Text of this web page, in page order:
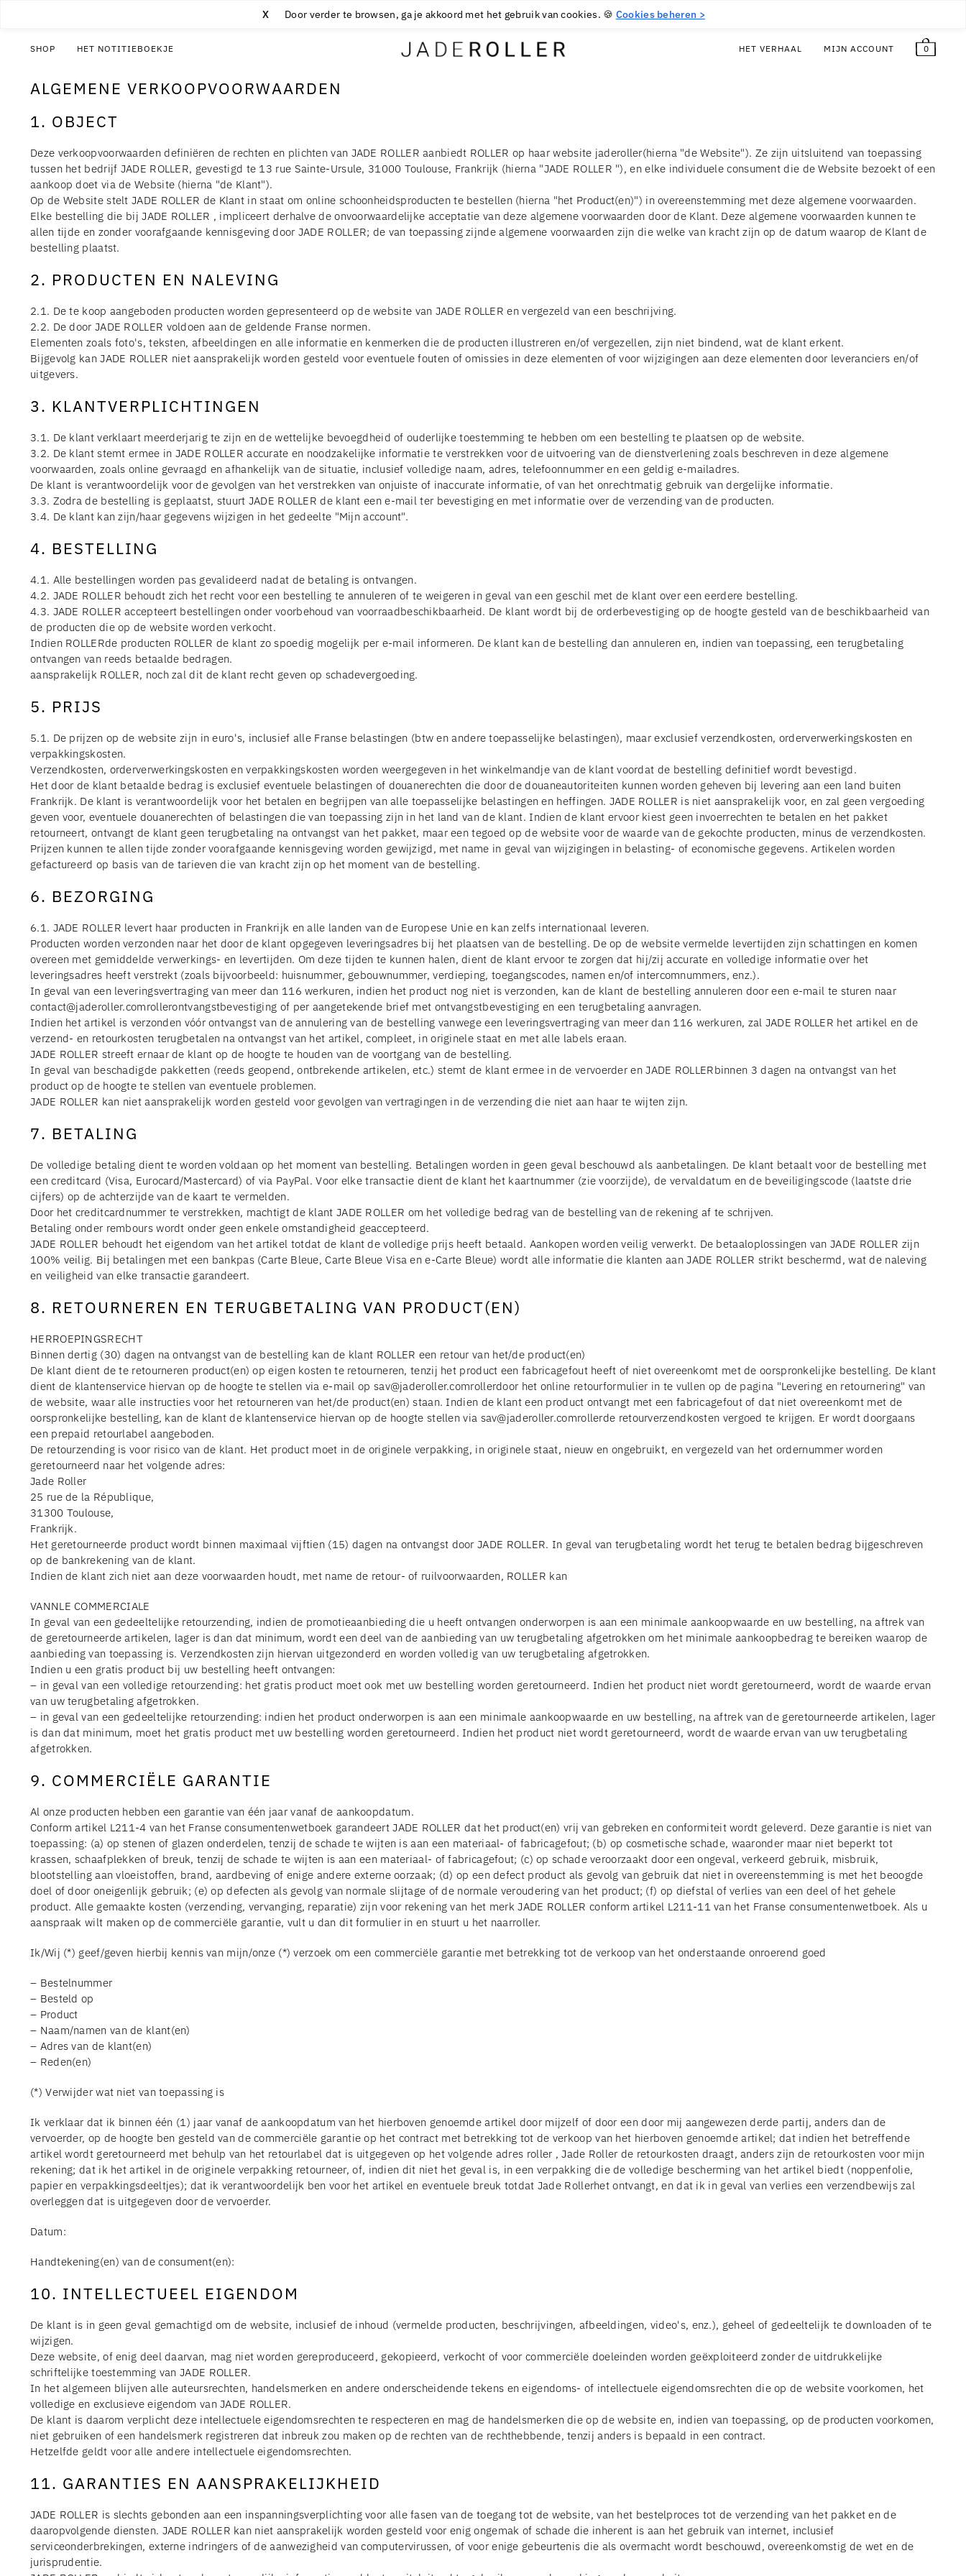
Door verder te browsen, ga je akkoord met het gebruik van cookies. 🍪 Cookies beheren >
X 30€
30 DAGEN GRATIS RETOURNEREN
SHOP HET NOTITIEBOEKJE HET VERHAAL MIJN ACCOUNT 0
ALGEMENE VERKOOPVOORWAARDEN
1. OBJECT
Deze verkoopvoorwaarden definiëren de rechten en plichten van JADE ROLLER aanbiedt ROLLER op haar website jaderoller(hierna "de Website"). Ze zijn uitsluitend van toepassing
tussen het bedrijf JADE ROLLER, gevestigd te 13 rue Sainte-Ursule, 31000 Toulouse, Frankrijk (hierna "JADE ROLLER "), en elke individuele consument die de Website bezoekt of een
aankoop doet via de Website (hierna "de Klant").
Op de Website stelt JADE ROLLER de Klant in staat om online schoonheidsproducten te bestellen (hierna "het Product(en)") in overeenstemming met deze algemene voorwaarden.
Elke bestelling die bij JADE ROLLER , impliceert derhalve de onvoorwaardelijke acceptatie van deze algemene voorwaarden door de Klant. Deze algemene voorwaarden kunnen te
allen tijde en zonder voorafgaande kennisgeving door JADE ROLLER; de van toepassing zijnde algemene voorwaarden zijn die welke van kracht zijn op de datum waarop de Klant de
bestelling plaatst.
2. PRODUCTEN EN NALEVING
2.1. De te koop aangeboden producten worden gepresenteerd op de website van JADE ROLLER en vergezeld van een beschrijving.
2.2. De door JADE ROLLER voldoen aan de geldende Franse normen.
Elementen zoals foto's, teksten, afbeeldingen en alle informatie en kenmerken die de producten illustreren en/of vergezellen, zijn niet bindend, wat de klant erkent.
Bijgevolg kan JADE ROLLER niet aansprakelijk worden gesteld voor eventuele fouten of omissies in deze elementen of voor wijzigingen aan deze elementen door leveranciers en/of
uitgevers.
3. KLANTVERPLICHTINGEN
3.1. De klant verklaart meerderjarig te zijn en de wettelijke bevoegdheid of ouderlijke toestemming te hebben om een ​​bestelling te plaatsen op de website.
3.2. De klant stemt ermee in JADE ROLLER accurate en noodzakelijke informatie te verstrekken voor de uitvoering van de dienstverlening zoals beschreven in deze algemene
voorwaarden, zoals online gevraagd en afhankelijk van de situatie, inclusief volledige naam, adres, telefoonnummer en een geldig e-mailadres.
De klant is verantwoordelijk voor de gevolgen van het verstrekken van onjuiste of inaccurate informatie, of van het onrechtmatig gebruik van dergelijke informatie.
3.3. Zodra de bestelling is geplaatst, stuurt JADE ROLLER de klant een e-mail ter bevestiging en met informatie over de verzending van de producten.
3.4. De klant kan zijn/haar gegevens wijzigen in het gedeelte "Mijn account".
4. BESTELLING
4.1. Alle bestellingen worden pas gevalideerd nadat de betaling is ontvangen.
4.2. JADE ROLLER behoudt zich het recht voor een bestelling te annuleren of te weigeren in geval van een geschil met de klant over een eerdere bestelling.
4.3. JADE ROLLER accepteert bestellingen onder voorbehoud van voorraadbeschikbaarheid. De klant wordt bij de orderbevestiging op de hoogte gesteld van de beschikbaarheid van
de producten die op de website worden verkocht.
Indien ROLLERde producten ROLLER de klant zo spoedig mogelijk per e-mail informeren. De klant kan de bestelling dan annuleren en, indien van toepassing, een terugbetaling
ontvangen van reeds betaalde bedragen.
aansprakelijk ROLLER, noch zal dit de klant recht geven op schadevergoeding.
5. PRIJS
5.1. De prijzen op de website zijn in euro's, inclusief alle Franse belastingen (btw en andere toepasselijke belastingen), maar exclusief verzendkosten, orderverwerkingskosten en
verpakkingskosten.
Verzendkosten, orderverwerkingskosten en verpakkingskosten worden weergegeven in het winkelmandje van de klant voordat de bestelling definitief wordt bevestigd.
Het door de klant betaalde bedrag is exclusief eventuele belastingen of douanerechten die door de douaneautoriteiten kunnen worden geheven bij levering aan een land buiten
Frankrijk. De klant is verantwoordelijk voor het betalen en begrijpen van alle toepasselijke belastingen en heffingen. JADE ROLLER is niet aansprakelijk voor, en zal geen vergoeding
geven voor, eventuele douanerechten of belastingen die van toepassing zijn in het land van de klant. Indien de klant ervoor kiest geen invoerrechten te betalen en het pakket
retourneert, ontvangt de klant geen terugbetaling na ontvangst van het pakket, maar een tegoed op de website voor de waarde van de gekochte producten, minus de verzendkosten.
Prijzen kunnen te allen tijde zonder voorafgaande kennisgeving worden gewijzigd, met name in geval van wijzigingen in belasting- of economische gegevens. Artikelen worden
gefactureerd op basis van de tarieven die van kracht zijn op het moment van de bestelling.
6. BEZORGING
6.1. JADE ROLLER levert haar producten in Frankrijk en alle landen van de Europese Unie en kan zelfs internationaal leveren.
Producten worden verzonden naar het door de klant opgegeven leveringsadres bij het plaatsen van de bestelling. De op de website vermelde levertijden zijn schattingen en komen
overeen met gemiddelde verwerkings- en levertijden. Om deze tijden te kunnen halen, dient de klant ervoor te zorgen dat hij/zij accurate en volledige informatie over het
leveringsadres heeft verstrekt (zoals bijvoorbeeld: huisnummer, gebouwnummer, verdieping, toegangscodes, namen en/of intercomnummers, enz.).
In geval van een leveringsvertraging van meer dan 116 werkuren, indien het product nog niet is verzonden, kan de klant de bestelling annuleren door een e-mail te sturen naar
contact@jaderoller.comrollerontvangstbevestiging of per aangetekende brief met ontvangstbevestiging en een terugbetaling aanvragen.
Indien het artikel is verzonden vóór ontvangst van de annulering van de bestelling vanwege een leveringsvertraging van meer dan 116 werkuren, zal JADE ROLLER het artikel en de
verzend- en retourkosten terugbetalen na ontvangst van het artikel, compleet, in originele staat en met alle labels eraan.
JADE ROLLER streeft ernaar de klant op de hoogte te houden van de voortgang van de bestelling.
In geval van beschadigde pakketten (reeds geopend, ontbrekende artikelen, etc.) stemt de klant ermee in de vervoerder en JADE ROLLERbinnen 3 dagen na ontvangst van het
product op de hoogte te stellen van eventuele problemen.
JADE ROLLER kan niet aansprakelijk worden gesteld voor gevolgen van vertragingen in de verzending die niet aan haar te wijten zijn.
7. BETALING
De volledige betaling dient te worden voldaan op het moment van bestelling. Betalingen worden in geen geval beschouwd als aanbetalingen. De klant betaalt voor de bestelling met
een creditcard (Visa, Eurocard/Mastercard) of via PayPal. Voor elke transactie dient de klant het kaartnummer (zie voorzijde), de vervaldatum en de beveiligingscode (laatste drie
cijfers) op de achterzijde van de kaart te vermelden.
Door het creditcardnummer te verstrekken, machtigt de klant JADE ROLLER om het volledige bedrag van de bestelling van de rekening af te schrijven.
Betaling onder rembours wordt onder geen enkele omstandigheid geaccepteerd.
JADE ROLLER behoudt het eigendom van het artikel totdat de klant de volledige prijs heeft betaald. Aankopen worden veilig verwerkt. De betaaloplossingen van JADE ROLLER zijn
100% veilig. Bij betalingen met een bankpas (Carte Bleue, Carte Bleue Visa en e-Carte Bleue) wordt alle informatie die klanten aan JADE ROLLER strikt beschermd, wat de naleving
en veiligheid van elke transactie garandeert.
8. RETOURNEREN EN TERUGBETALING VAN PRODUCT(EN)
HERROEPINGSRECHT
Binnen dertig (30) dagen na ontvangst van de bestelling kan de klant ROLLER een retour van het/de product(en)
De klant dient de te retourneren product(en) op eigen kosten te retourneren, tenzij het product een fabricagefout heeft of niet overeenkomt met de oorspronkelijke bestelling. De klant
dient de klantenservice hiervan op de hoogte te stellen via e-mail op sav@jaderoller.comrollerdoor het online retourformulier in te vullen op de pagina "Levering en retournering" van
de website, waar alle instructies voor het retourneren van het/de product(en) staan. Indien de klant een product ontvangt met een fabricagefout of dat niet overeenkomt met de
oorspronkelijke bestelling, kan de klant de klantenservice hiervan op de hoogte stellen via sav@jaderoller.comrollerde retourverzendkosten vergoed te krijgen. Er wordt doorgaans
een prepaid retourlabel aangeboden.
De retourzending is voor risico van de klant. Het product moet in de originele verpakking, in originele staat, nieuw en ongebruikt, en vergezeld van het ordernummer worden
geretourneerd naar het volgende adres:
Jade Roller
25 rue de la République,
31300 Toulouse,
Frankrijk.
Het geretourneerde product wordt binnen maximaal vijftien (15) dagen na ontvangst door JADE ROLLER. In geval van terugbetaling wordt het terug te betalen bedrag bijgeschreven
op de bankrekening van de klant.
Indien de klant zich niet aan deze voorwaarden houdt, met name de retour- of ruilvoorwaarden, ROLLER kan
VANNLE COMMERCIALE
In geval van een gedeeltelijke retourzending, indien de promotieaanbieding die u heeft ontvangen onderworpen is aan een minimale aankoopwaarde en uw bestelling, na aftrek van
de geretourneerde artikelen, lager is dan dat minimum, wordt een deel van de aanbieding van uw terugbetaling afgetrokken om het minimale aankoopbedrag te bereiken waarop de
aanbieding van toepassing is. Verzendkosten zijn hiervan uitgezonderd en worden volledig van uw terugbetaling afgetrokken.
Indien u een gratis product bij uw bestelling heeft ontvangen:
– in geval van een volledige retourzending: het gratis product moet ook met uw bestelling worden geretourneerd. Indien het product niet wordt geretourneerd, wordt de waarde ervan
van uw terugbetaling afgetrokken.
– in geval van een gedeeltelijke retourzending: indien het product onderworpen is aan een minimale aankoopwaarde en uw bestelling, na aftrek van de geretourneerde artikelen, lager
is dan dat minimum, moet het gratis product met uw bestelling worden geretourneerd. Indien het product niet wordt geretourneerd, wordt de waarde ervan van uw terugbetaling
afgetrokken.
9. COMMERCIËLE GARANTIE
Al onze producten hebben een garantie van één jaar vanaf de aankoopdatum.
Conform artikel L211-4 van het Franse consumentenwetboek garandeert JADE ROLLER dat het product(en) vrij van gebreken en conformiteit wordt geleverd. Deze garantie is niet van
toepassing: (a) op stenen of glazen onderdelen, tenzij de schade te wijten is aan een materiaal- of fabricagefout; (b) op cosmetische schade, waaronder maar niet beperkt tot
krassen, schaafplekken of breuk, tenzij de schade te wijten is aan een materiaal- of fabricagefout; (c) op schade veroorzaakt door een ongeval, verkeerd gebruik, misbruik,
blootstelling aan vloeistoffen, brand, aardbeving of enige andere externe oorzaak; (d) op een defect product als gevolg van gebruik dat niet in overeenstemming is met het beoogde
doel of door oneigenlijk gebruik; (e) op defecten als gevolg van normale slijtage of de normale veroudering van het product; (f) op diefstal of verlies van een deel of het gehele
product. Alle gemaakte kosten (verzending, vervanging, reparatie) zijn voor rekening van het merk JADE ROLLER conform artikel L211-11 van het Franse consumentenwetboek. Als u
aanspraak wilt maken op de commerciële garantie, vult u dan dit formulier in en stuurt u het naarroller.
Ik/Wij (*) geef/geven hierbij kennis van mijn/onze (*) verzoek om een ​​commerciële garantie met betrekking tot de verkoop van het onderstaande onroerend goed
– Bestelnummer
– Besteld op
– Product
– Naam/namen van de klant(en)
– Adres van de klant(en)
– Reden(en)
(*) Verwijder wat niet van toepassing is
Ik verklaar dat ik binnen één (1) jaar vanaf de aankoopdatum van het hierboven genoemde artikel door mijzelf of door een door mij aangewezen derde partij, anders dan de
vervoerder, op de hoogte ben gesteld van de commerciële garantie op het contract met betrekking tot de verkoop van het hierboven genoemde artikel; dat indien het betreffende
artikel wordt geretourneerd met behulp van het retourlabel dat is uitgegeven op het volgende adres roller , Jade Roller de retourkosten draagt, anders zijn de retourkosten voor mijn
rekening; dat ik het artikel in de originele verpakking retourneer, of, indien dit niet het geval is, in een verpakking die de volledige bescherming van het artikel biedt (noppenfolie,
papier en verpakkingsdeeltjes); dat ik verantwoordelijk ben voor het artikel en eventuele breuk totdat Jade Rollerhet ontvangt, en dat ik in geval van verlies een verzendbewijs zal
overleggen dat is uitgegeven door de vervoerder.
Datum:
Handtekening(en) van de consument(en):
10. INTELLECTUEEL EIGENDOM
De klant is in geen geval gemachtigd om de website, inclusief de inhoud (vermelde producten, beschrijvingen, afbeeldingen, video's, enz.), geheel of gedeeltelijk te downloaden of te
wijzigen.
Deze website, of enig deel daarvan, mag niet worden gereproduceerd, gekopieerd, verkocht of voor commerciële doeleinden worden geëxploiteerd zonder de uitdrukkelijke
schriftelijke toestemming van JADE ROLLER.
In het algemeen blijven alle auteursrechten, handelsmerken en andere onderscheidende tekens en eigendoms- of intellectuele eigendomsrechten die op de website voorkomen, het
volledige en exclusieve eigendom van JADE ROLLER.
De klant is daarom verplicht deze intellectuele eigendomsrechten te respecteren en mag de handelsmerken die op de website en, indien van toepassing, op de producten voorkomen,
niet gebruiken of een handelsmerk registreren dat inbreuk zou maken op de rechten van de rechthebbende, tenzij anders is bepaald in een contract.
Hetzelfde geldt voor alle andere intellectuele eigendomsrechten.
11. GARANTIES EN AANSPRAKELIJKHEID
JADE ROLLER is slechts gebonden aan een inspanningsverplichting voor alle fasen van de toegang tot de website, van het bestelproces tot de verzending van het pakket en de
daaropvolgende diensten. JADE ROLLER kan niet aansprakelijk worden gesteld voor enig ongemak of schade die inherent is aan het gebruik van internet, inclusief
serviceonderbrekingen, externe indringers of de aanwezigheid van computervirussen, of voor enige gebeurtenis die als overmacht wordt beschouwd, overeenkomstig de wet en de
jurisprudentie.